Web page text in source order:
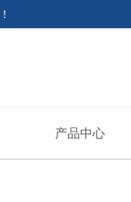
！
产品中心